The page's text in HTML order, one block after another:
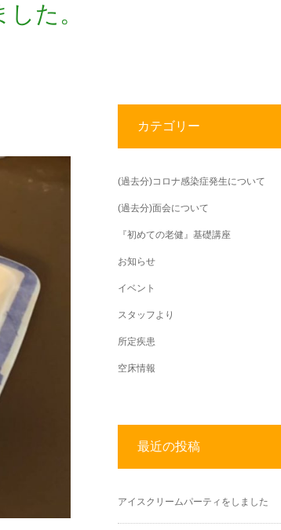
た。
カテゴリー
(過去分)コロナ感染症発生について
(過去分)面会について
『初めての老健』基礎講座
お知らせ
イベント
スタッフより
所定疾患
空床情報
最近の投稿
アイスクリームパーティをしました